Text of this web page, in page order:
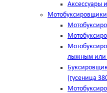
Аксессуары
лыжным или
(гусеница